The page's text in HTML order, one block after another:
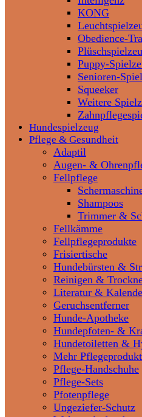
KONG
Obedience-
Puppy-
Senioren-
Squeeker
Weitere
Hundespielzeug
Pflege & Gesundheit
Adaptil
Augen- &
Fellpflege
Shampoos
Trimmer &
Fellkämme
Fellpflegeprodukte
Frisiertische
Hundebürsten &
Reinigen &
Literatur &
Geruchsentferner
Hunde-Apotheke
Hundepfoten- &
Hundetoiletten &
Mehr
Pflege-Handschuhe
Pflege-Sets
Pfotenpflege
Ungeziefer-Schutz